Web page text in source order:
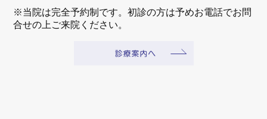
※当院は完全予約制です。初診の方は予めお電話でお問
合せの上ご来院ください。